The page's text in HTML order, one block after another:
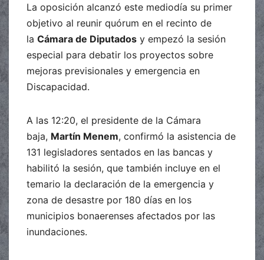
La oposición alcanzó este mediodía su primer
objetivo al reunir quórum en el recinto de
la Cámara de Diputados y empezó la sesión
especial para debatir los proyectos sobre
mejoras previsionales y emergencia en
Discapacidad.
A las 12:20, el presidente de la Cámara
baja, Martín Menem, confirmó la asistencia de
131 legisladores sentados en las bancas y
habilitó la sesión, que también incluye en el
temario la declaración de la emergencia y
zona de desastre por 180 días en los
municipios bonaerenses afectados por las
inundaciones.